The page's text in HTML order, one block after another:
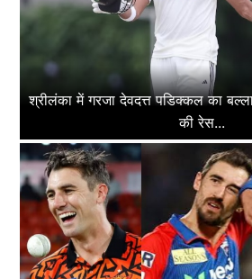
श्रीलंका में गरजा देवदत्त पडिक्कल का
की रेस...